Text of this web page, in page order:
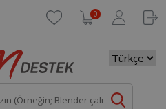
0